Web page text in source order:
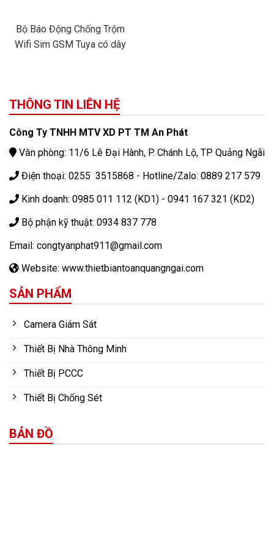
Bộ Báo Động Chống Trộm
Wifi Sim GSM Tuya có dây
THÔNG TIN LIÊN HỆ
Công Ty TNHH MTV XD PT TM An Phát
Văn phòng: 11/6 Lê Đại Hành, P. Chánh Lộ, TP Quảng Ngãi
Điện thoại: 0255 3515868 - Hotline/Zalo: 0889 217 579
Kinh doanh: 0985 011 112 (KD1) - 0941 167 321 (KD2)
Bộ phận kỹ thuật: 0934 837 778
Email: congtyanphat911@gmail.com
Website: www.thietbiantoanquangngai.com
SẢN PHẨM
Camera Giám Sát
Thiết Bị Nhà Thông Minh
Thiết Bị PCCC
Thiết Bị Chống Sét
BẢN ĐỒ